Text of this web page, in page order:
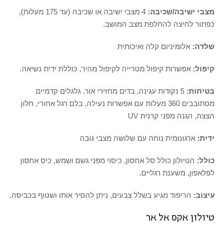
מצבי ישיבה/שכיבה:
4 מצבי ישיבה או שכיבה (עד 175 מעלות),
כפתור לחיצה להחלפת מצב המושב.
שלדה: אלומיניום קלה ואיכותית
קיפול: אפשרות קיפול מטרייה לקיפול מהיר, כוללת ידית נשיאה.
בטיחות:
5 נקודות עגינה, בדים מחזירי אור, גלגלים קדמיים
מסתובבים 360 מעלות עם אפשרות נעילה, בלם רגל אחורי, חלון
הצצה, הגנה מפני קרנית UV
ידית: ארגונומית נוחה עם שלושה מצבי גובה
כולל: הטיולון כולל סל אחסון, כיסוי מפני גשם ושמש, כיס אחסון
לפלאפון, משענת רגליים.
עיצוב: הריפוד מגיע בשלל צבעים, ניתן להסיר אותו ושטוף בכביסה.
טיולון אקס אל אר